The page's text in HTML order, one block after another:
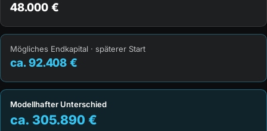
48.000 €
Mögliches Endkapital · späterer Start
ca. 92.408 €
Modellhafter Unterschied
ca. 305.890 €